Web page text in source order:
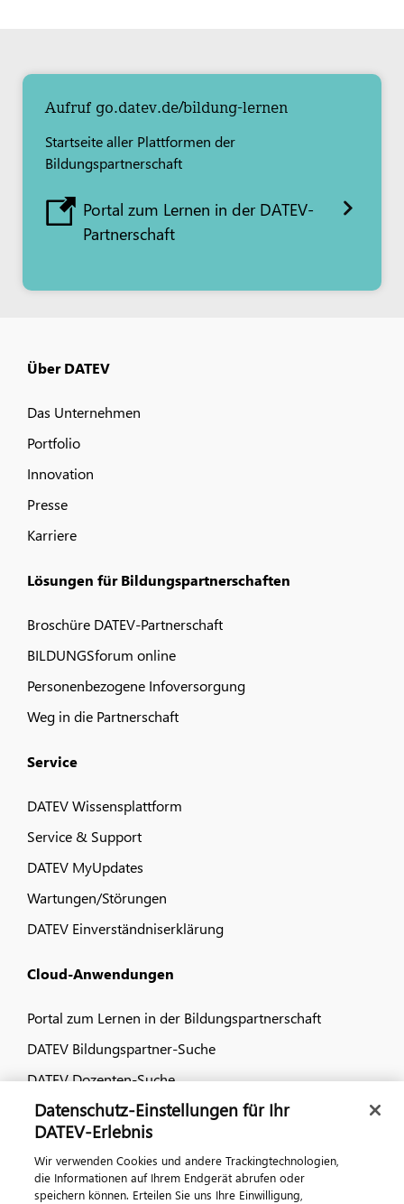
Aufruf go.datev.de/bildung-lernen
Startseite aller Plattformen der
Bildungspartnerschaft
Portal zum Lernen in der DATEV-
Partnerschaft
Über DATEV
Das Unternehmen
Portfolio
Innovation
Presse
Karriere
Lösungen für Bildungspartnerschaften
Broschüre DATEV-Partnerschaft
BILDUNGSforum online
Personenbezogene Infoversorgung
Weg in die Partnerschaft
Service
DATEV Wissensplattform
Service & Support
DATEV MyUpdates
Wartungen/Störungen
DATEV Einverständniserklärung
Cloud-Anwendungen
Portal zum Lernen in der Bildungspartnerschaft
DATEV Bildungspartner-Suche
DATEV Dozenten-Suche
Dialog & Medien
Veranstaltungen
DATEV magazin
Datenschutz-Einstellungen für Ihr
DATEV-Erlebnis
Wir verwenden Cookies und andere Trackingtechnologien,
die Informationen auf Ihrem Endgerät abrufen oder
speichern können. Erteilen Sie uns Ihre Einwilligung,